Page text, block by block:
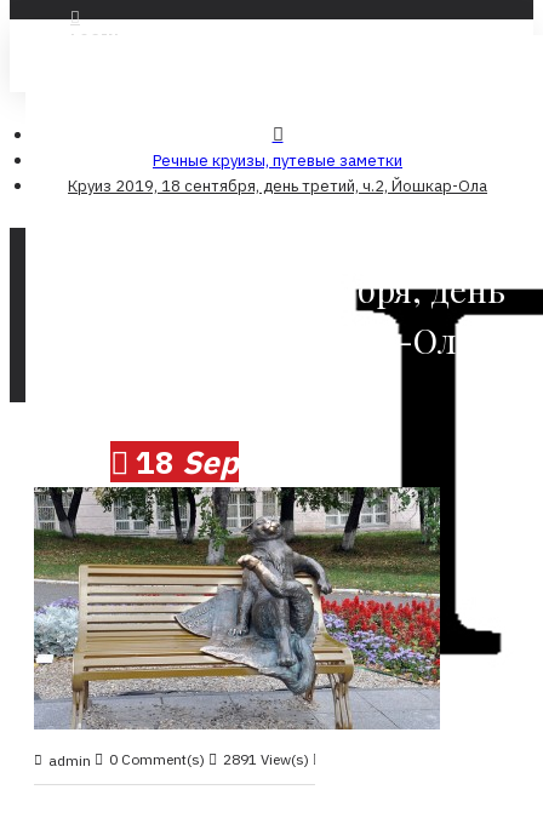
LOGIN
Речные круизы, путевые заметки
Круиз 2019, 18 сентября, день третий, ч.2, Йошкар-Ола
Круиз 2019, 18 сентября, день
третий, ч.2, Йошкар-Ола
18 Sep
admin 0 Comment(s) 2891 View(s)